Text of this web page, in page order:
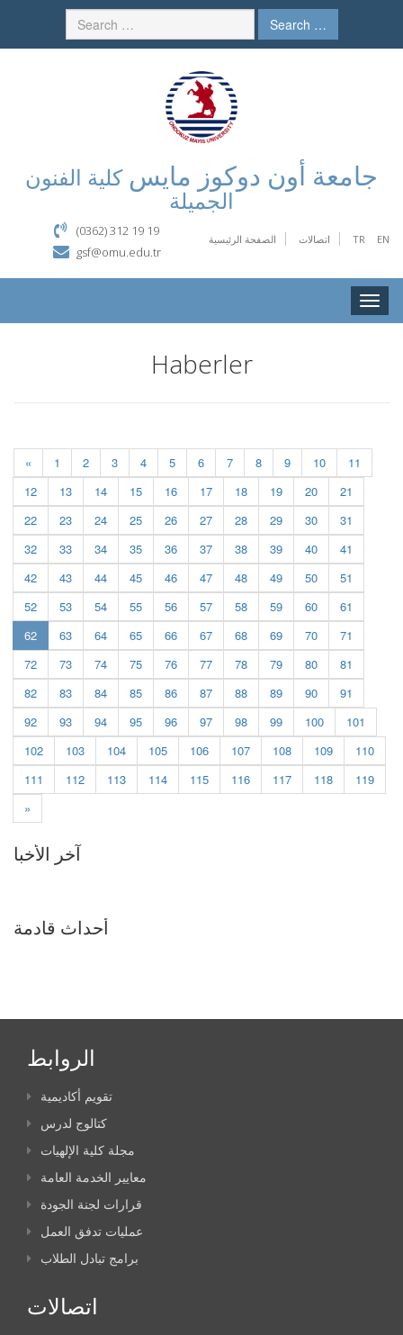
Search …
جامعة أون دوكوز مايسكلية الفنون
الجميلة
الصفحة الرئيسية اتصالات TR EN
(0362) 312 19 19
gsf@omu.edu.tr
Toggle
Haberler
« 1 2 3 4 5 6 7 8 9 10
11
12
13 14 15 16 17 18 19 20
21
22
23 24 25 26 27 28 29 30
31
32
33 34 35 36 37 38 39 40
41
42
43 44 45 46 47 48 49 50
51
52
53 54 55 56 57 58 59 60
61
62(current)
63 64 65 66 67 68 69 70
71
72
73 74 75 76 77 78 79 80
81
82
83 84 85 86 87 88 89 90
91
92
93 94 95 96 97 98 99 100
101
102
103 104 105 106 107 108 109
110
111
112 113 114 115 116 117 118
119
»
آخر الأخبا
أحداث قادمة
الروابط
تقويم أكاديمية
كتالوج لدرس
مجلة كلية الإلهيات
معايير الخدمة العامة
قرارات لجنة الجودة
عمليات تدفق العمل
برامج تبادل الطلاب
اتصالات